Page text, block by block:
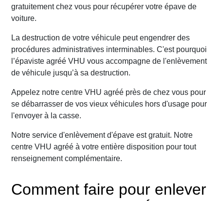
gratuitement chez vous pour récupérer votre épave de
voiture.
La destruction de votre véhicule peut engendrer des
procédures administratives interminables. C'est pourquoi
l’épaviste agréé VHU vous accompagne de l'enlèvement
de véhicule jusqu’à sa destruction.
Appelez notre centre VHU agréé près de chez vous pour
se débarrasser de vos vieux véhicules hors d'usage pour
l'envoyer à la casse.
Notre service d'enlèvement d'épave est gratuit. Notre
centre VHU agréé à votre entière disposition pour tout
renseignement complémentaire.
Comment faire pour enlever